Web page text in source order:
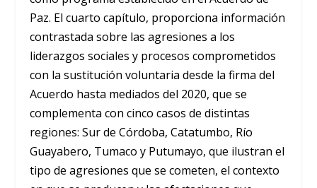
Paz. El cuarto capítulo, proporciona información
contrastada sobre las agresiones a los
liderazgos sociales y procesos comprometidos
con la sustitución voluntaria desde la firma del
Acuerdo hasta mediados del 2020, que se
complementa con cinco casos de distintas
regiones: Sur de Córdoba, Catatumbo, Río
Guayabero, Tumaco y Putumayo, que ilustran el
tipo de agresiones que se cometen, el contexto